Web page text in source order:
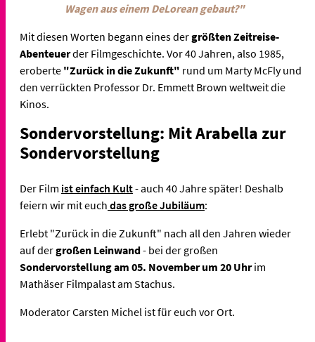
Wagen aus einem DeLorean gebaut?"
Mit diesen Worten begann eines dergrößten Zeitreise-
Abenteuerder Filmgeschichte. Vor 40 Jahren, also 1985,
eroberte "Zurück in die Zukunft" rund um Marty McFly und
den verrückten Professor Dr. Emmett Brown weltweit die
Kinos.
Sondervorstellung: Mit Arabella zur
Sondervorstellung
Der Film ist einfach Kult- auch 40 Jahre später! Deshalb
feiern wir mit euch das große Jubiläum:
Erlebt "Zurück in die Zukunft" nach all den Jahren wieder
auf dergroßen Leinwand- bei der großen
Sondervorstellung am 05. November um 20 Uhrim
Mathäser Filmpalast am Stachus.
Moderator Carsten Michel ist für euch vor Ort.